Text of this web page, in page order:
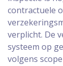
contractuele
verplicht. De
systeem op
volgens